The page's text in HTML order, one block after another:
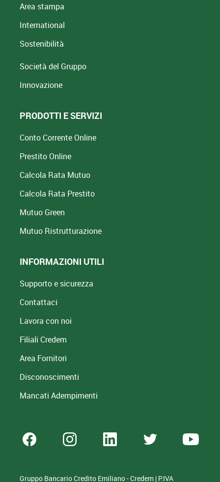
Area stampa
International
Sostenibilità
Società del Gruppo
Innovazione
PRODOTTI E SERVIZI
Conto Corrente Online
Prestito Online
Calcola Rata Mutuo
Calcola Rata Prestito
Mutuo Green
Mutuo Ristrutturazione
INFORMAZIONI UTILI
Supporto e sicurezza
Contattaci
Lavora con noi
Filiali Credem
Area Fornitori
Disconoscimenti
Mancati Adempimenti
Gruppo Bancario Credito Emiliano - Credem | P.IVA